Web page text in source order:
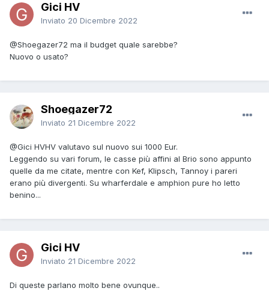
Gici HV
Inviato 20 Dicembre 2022
@Shoegazer72 ma il budget quale sarebbe?
Nuovo o usato?
Shoegazer72
Inviato 21 Dicembre 2022
@Gici HVHV valutavo sul nuovo sui 1000 Eur.
Leggendo su vari forum, le casse più affini al Brio sono appunto
quelle da me citate, mentre con Kef, Klipsch, Tannoy i pareri
erano più divergenti. Su wharferdale e amphion pure ho letto
benino...
Gici HV
Inviato 21 Dicembre 2022
Di queste parlano molto bene ovunque..